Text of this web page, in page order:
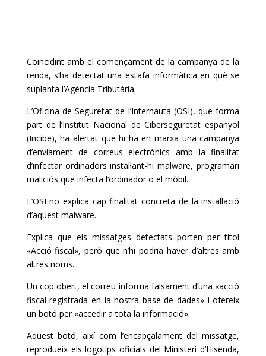
Coincidint amb el començament de la campanya de la
renda, s’ha detectat una estafa informàtica en què se
suplanta l’Agència Tributària.
L’Oficina de Seguretat de l’Internauta (OSI), que forma
part de l’Institut Nacional de Ciberseguretat espanyol
(Incibe), ha alertat que hi ha en marxa una campanya
d’enviament de correus electrònics amb la finalitat
d’infectar ordinadors instal·lant-hi malware, programari
maliciós que infecta l’ordinador o el mòbil.
L’OSI no explica cap finalitat concreta de la instal·lació
d’aquest malware.
Explica que els missatges detectats porten per títol
«Acció fiscal», però que n’hi podria haver d’altres amb
altres noms.
Un cop obert, el correu informa falsament d’una «acció
fiscal registrada en la nostra base de dades» i ofereix
un botó per «accedir a tota la informació».
Aquest botó, així com l’encapçalament del missatge,
reprodueix els logotips oficials del Ministeri d’Hisenda,